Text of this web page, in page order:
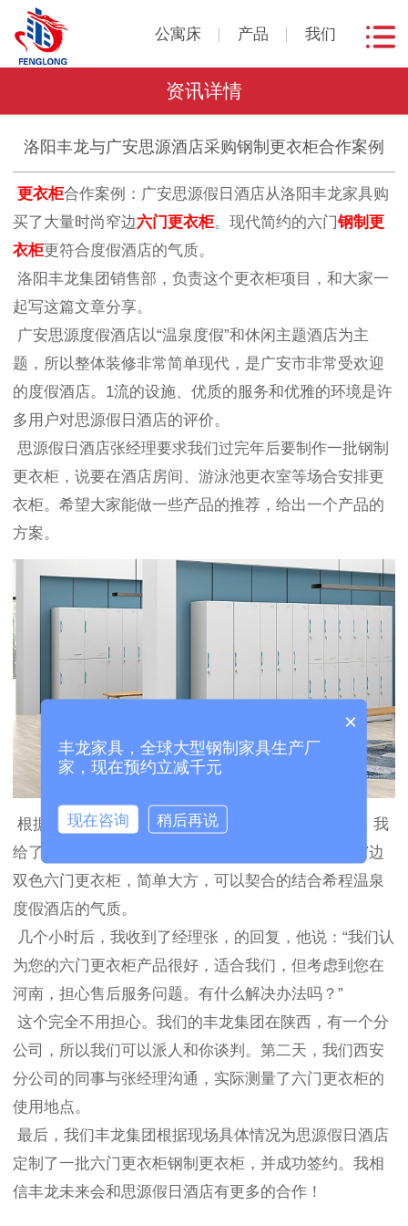
公寓床 产品 我们
资讯详情
洛阳丰龙与广安思源酒店采购钢制更衣柜合作案例
更衣柜合作案例：广安思源假日酒店从洛阳丰龙家具购
买了大量时尚窄边六门更衣柜。现代简约的六门钢制更
衣柜更符合度假酒店的气质。
洛阳丰龙集团销售部，负责这个更衣柜项目，和大家一
起写这篇文章分享。
广安思源度假酒店以“温泉度假”和休闲主题酒店为主
题，所以整体装修非常简单现代，是广安市非常受欢迎
的度假酒店。1流的设施、优质的服务和优雅的环境是许
多用户对思源假日酒店的评价。
思源假日酒店张经理要求我们过完年后要制作一批钢制
更衣柜，说要在酒店房间、游泳池更衣室等场合安排更
衣柜。希望大家能做一些产品的推荐，给出一个产品的
方案。
根据张经理的要求，结合思源度假酒店的装修环境，我
给了他们我们的新系列产品，主要是推荐产品——窄边
双色六门更衣柜，简单大方，可以契合的结合希程温泉
度假酒店的气质。
几个小时后，我收到了经理张，的回复，他说：“我们认
为您的六门更衣柜产品很好，适合我们，但考虑到您在
河南，担心售后服务问题。有什么解决办法吗？”
这个完全不用担心。我们的丰龙集团在陕西，有一个分
公司，所以我们可以派人和你谈判。第二天，我们西安
分公司的同事与张经理沟通，实际测量了六门更衣柜的
使用地点。
最后，我们丰龙集团根据现场具体情况为思源假日酒店
定制了一批六门更衣柜钢制更衣柜，并成功签约。我相
信丰龙未来会和思源假日酒店有更多的合作！
×
丰龙家具，全球大型钢制家具生产厂
家，现在预约立减千元
现在咨询 稍后再说